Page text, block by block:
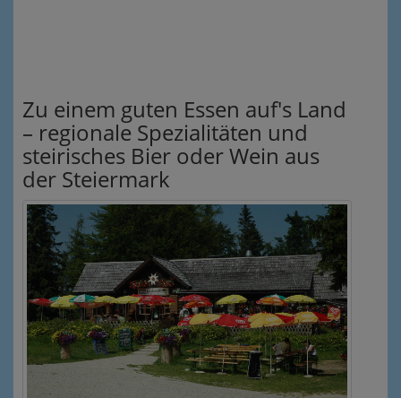
Zu einem guten Essen auf's Land
– regionale Spezialitäten und
steirisches Bier oder Wein aus
der Steiermark